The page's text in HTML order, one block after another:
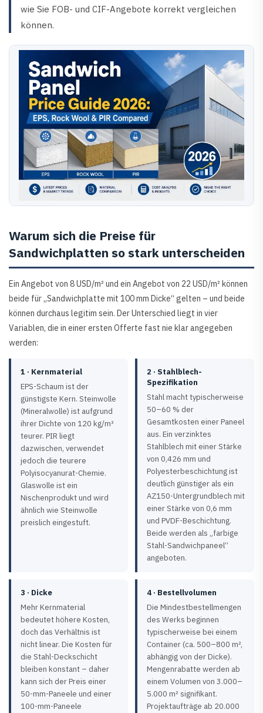
wie Sie FOB- und CIF-Angebote korrekt vergleichen
können.
Warum sich die Preise für
Sandwichplatten so stark unterscheiden
Ein Angebot von 8 USD/m² und ein Angebot von 22 USD/m² können
beide für „Sandwichplatte mit 100 mm Dicke“ gelten – und beide
können durchaus legitim sein. Der Unterschied liegt in vier
Variablen, die in einer ersten Offerte fast nie klar angegeben
werden:
1 · Kernmaterial
EPS-Schaum ist der
günstigste Kern. Steinwolle
(Mineralwolle) ist aufgrund
ihrer Dichte von 120 kg/m³
teurer. PIR liegt
dazwischen, verwendet
jedoch die teurere
Polyisocyanurat-Chemie.
Glaswolle ist ein
Nischenprodukt und wird
ähnlich wie Steinwolle
preislich eingestuft.
2 · Stahlblech-
Spezifikation
Stahl macht typischerweise
50–60 % der
Gesamtkosten einer Paneel
aus. Ein verzinktes
Stahlblech mit einer Stärke
von 0,426 mm und
Polyesterbeschichtung ist
deutlich günstiger als ein
AZ150-Untergrundblech mit
einer Stärke von 0,6 mm
und PVDF-Beschichtung.
Beide werden als „farbige
Stahl-Sandwichpaneel“
angeboten.
3 · Dicke
Mehr Kernmaterial
bedeutet höhere Kosten,
doch das Verhältnis ist
nicht linear. Die Kosten für
die Stahl-Deckschicht
bleiben konstant – daher
kann sich der Preis einer
50-mm-Paneele und einer
100-mm-Paneele
4 · Bestellvolumen
Die Mindestbestellmengen
des Werks beginnen
typischerweise bei einem
Container (ca. 500–800 m²,
abhängig von der Dicke).
Mengenrabatte werden ab
einem Volumen von 3.000–
5.000 m² signifikant.
Projektaufträge ab 20.000